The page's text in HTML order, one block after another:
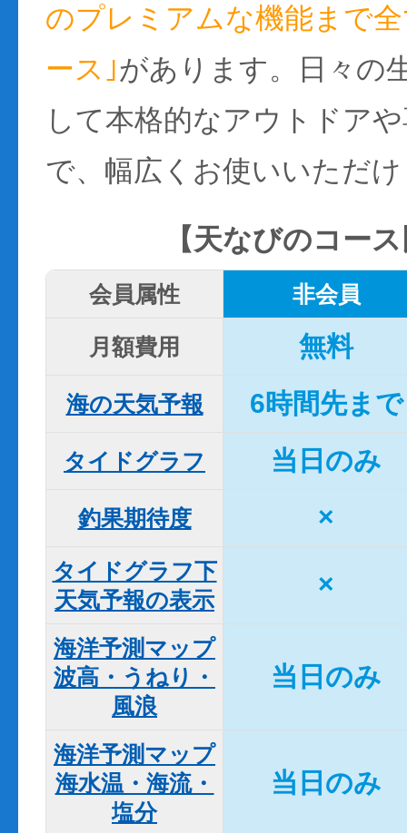
のプレミアムな機能まで
ース｣があります。日々の
して本格的なアウトドア
で、幅広くお使いいただ
【天なびのコー
会員属性 非会員
月額費用 無料
海の天気予報 6時間先まで
タイドグラフ 当日のみ
釣果期待度 ×
タイドグラフ下
天気予報の表示
×
海洋予測マップ
波高・うねり・
風浪
当日のみ
海洋予測マップ
海水温・海流・
塩分
当日のみ